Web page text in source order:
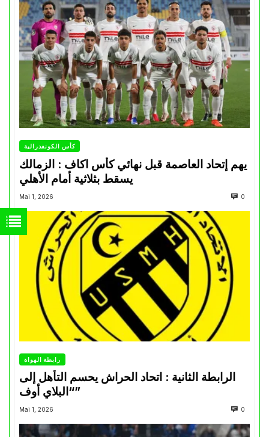
كأس الكونفدرالية
يهم إتحاد العاصمة قبل نهائي كأس اكاف : الزمالك
Mai 1, 2026 0
رابطة الهواة
الرابطة الثانية : اتحاد الحراش يحسم التأهل إلى
“البلاي أوف”
Mai 1, 2026 0